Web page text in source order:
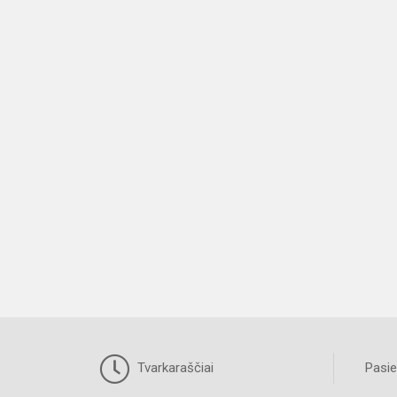
Tvarkaraščiai